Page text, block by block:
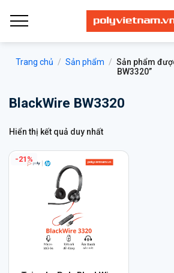
qua
Trang chủ / Sản phẩm / Sản phẩm
BW3320”
BlackWire BW3320
Hiển thị kết quả duy nhất
-21%